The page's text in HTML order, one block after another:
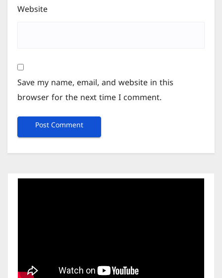
Website
Save my name, email, and website in this
browser for the next time I comment.